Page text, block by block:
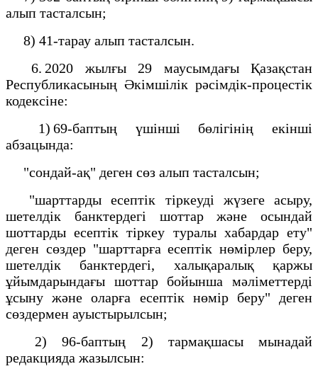
алып тасталсын;
8) 41-тарау алып тасталсын.
6. 2020 жылғы 29 маусымдағы Қазақстан
Республикасының Әкімшілік рәсімдік-процестік
кодексіне:
1) 69-баптың үшінші бөлігінің екінші
абзацында:
"сондай-ақ" деген сөз алып тасталсын;
"шарттарды есептік тіркеуді жүзеге асыру,
шетелдік банктердегі шоттар және осындай
шоттарды есептік тіркеу туралы хабардар ету"
деген сөздер "шарттарға есептік нөмірлер беру,
шетелдік банктердегі, халықаралық қаржы
ұйымдарындағы шоттар бойынша мәліметтерді
ұсыну және оларға есептік нөмір беру" деген
сөздермен ауыстырылсын;
2) 96-баптың 2) тармақшасы мынадай
редакцияда жазылсын: